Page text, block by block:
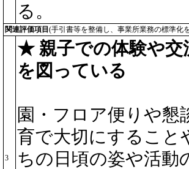
る。
関連評価項目(手引書等を整備し、事業所業務の標準化
3
★ 親子での体験や交
を図っている
園・フロア便りや懇
育で大切にすること
ちの日頃の姿や活動